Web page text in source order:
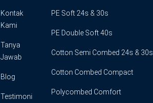
Kontak
Kami
Tanya
Jawab
Blog
Testimoni
PE Soft 24s & 30s
PE Double Soft 40s
Cotton Semi Combed 24s & 30s
Cotton Combed Compact
Polycombed Comfort